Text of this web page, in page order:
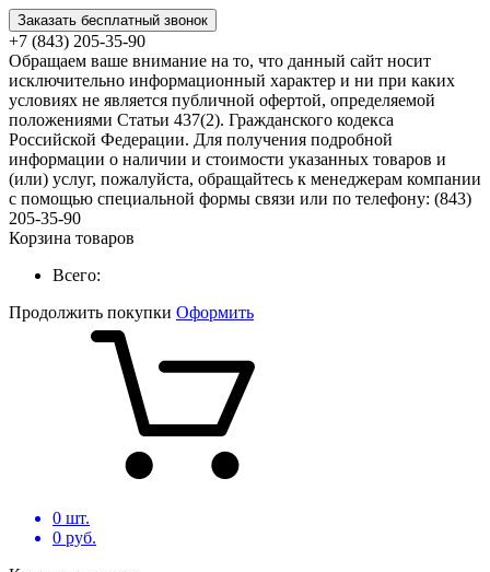
Заказать бесплатный звонок
+7 (843) 205-35-90
Обращаем ваше внимание на то, что данный сайт носит
исключительно информационный характер и ни при каких
условиях не является публичной офертой, определяемой
положениями Статьи 437(2). Гражданского кодекса
Российской Федерации. Для получения подробной
информации о наличии и стоимости указанных товаров и
(или) услуг, пожалуйста, обращайтесь к менеджерам компании
с помощью специальной формы связи или по телефону: (843)
205-35-90
Корзина товаров
Всего:
Продолжить покупки Оформить
0 шт.
0 руб.